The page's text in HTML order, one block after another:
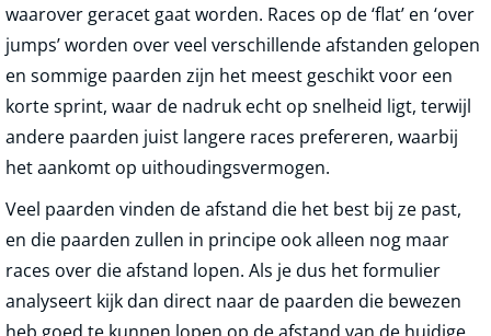
waarover geracet gaat worden. Races op de ‘flat’ en ‘over
jumps’ worden over veel verschillende afstanden gelopen
en sommige paarden zijn het meest geschikt voor een
korte sprint, waar de nadruk echt op snelheid ligt, terwijl
andere paarden juist langere races prefereren, waarbij
het aankomt op uithoudingsvermogen.
Veel paarden vinden de afstand die het best bij ze past,
en die paarden zullen in principe ook alleen nog maar
races over die afstand lopen. Als je dus het formulier
analyseert kijk dan direct naar de paarden die bewezen